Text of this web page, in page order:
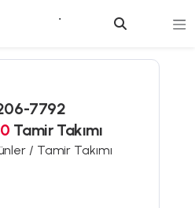
7792
Tamir Takımı
/ Tamir Takımı